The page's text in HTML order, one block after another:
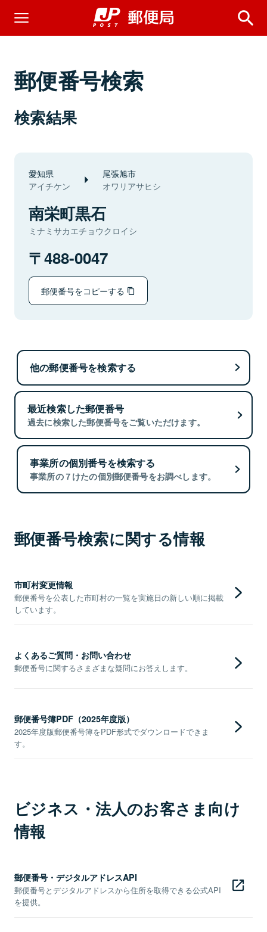
郵便番号検索
検索結果
愛知県
アイチケン
尾張旭市
オワリアサヒシ
南栄町黒石
ミナミサカエチョウクロイシ
488-0047
郵便番号をコピーする
他の郵便番号を検索する
最近検索した郵便番号
過去に検索した郵便番号をご覧いただけます。
事業所の個別番号を検索する
事業所の７けたの個別郵便番号をお調べします。
郵便番号検索に関する情報
市町村変更情報
郵便番号を公表した市町村の一覧を実施日の新しい順に掲載
しています。
よくあるご質問・お問い合わせ
郵便番号に関するさまざまな疑問にお答えします。
郵便番号簿PDF（2025年度版）
2025年度版郵便番号簿をPDF形式でダウンロードできま
す。
ビジネス・法人のお客さま向け
情報
郵便番号・デジタルアドレスAPI
郵便番号とデジタルアドレスから住所を取得できる公式API
を提供。